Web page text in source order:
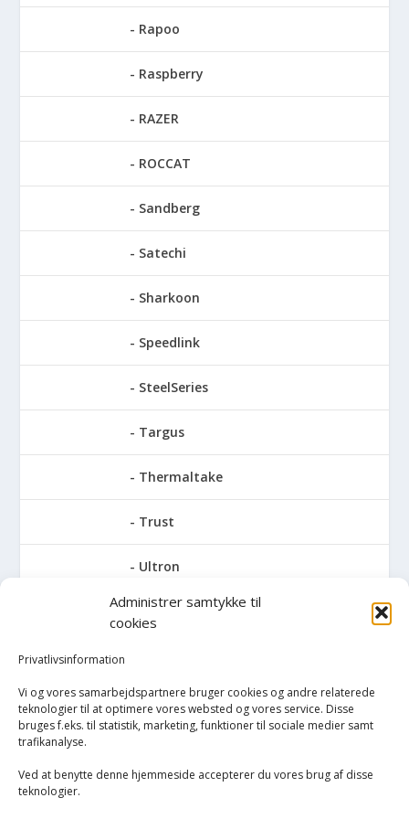
Administrer samtykke til
cookies
Privatlivsinformation
Vi og vores samarbejdspartnere bruger cookies og andre relaterede
teknologier til at optimere vores websted og vores service. Disse
bruges f.eks. til statistik, marketing, funktioner til sociale medier samt
trafikanalyse.
Ved at benytte denne hjemmeside accepterer du vores brug af disse
teknologier.
Rapoo
Raspberry
RAZER
ROCCAT
Sandberg
Satechi
Sharkoon
Speedlink
SteelSeries
Targus
Thermaltake
Trust
Ultron
V7
Zalman